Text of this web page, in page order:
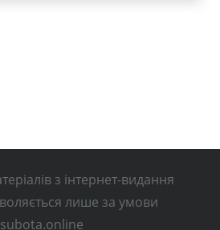
з інтернет-видання
лише за умови